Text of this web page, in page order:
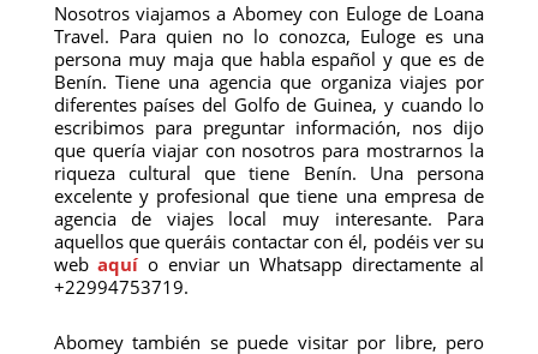
Nosotros viajamos a Abomey con Euloge de Loana
Travel. Para quien no lo conozca, Euloge es una
persona muy maja que habla español y que es de
Benín. Tiene una agencia que organiza viajes por
diferentes países del Golfo de Guinea, y cuando lo
escribimos para preguntar información, nos dijo
que quería viajar con nosotros para mostrarnos la
riqueza cultural que tiene Benín. Una persona
excelente y profesional que tiene una empresa de
agencia de viajes local muy interesante. Para
aquellos que queráis contactar con él, podéis ver su
webaquí o enviar un Whatsapp directamente al
+22994753719.
Abomey también se puede visitar por libre, pero